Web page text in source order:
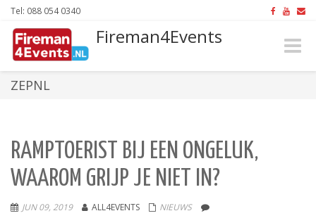
Tel: 088 054 0340
Fireman4Events
Toggle
ZEPNL
RAMPTOERIST BIJ EEN ONGELUK,
WAAROM GRIJP JE NIET IN?
JUN 09, 2019 ALL4EVENTS NIEUWS